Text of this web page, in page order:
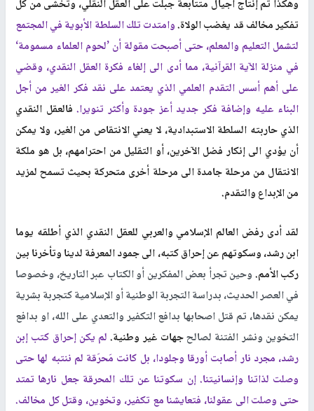
وهكذا تم إنتاج أجيال متتابعة جبلت على العقل النقلي، وتخشى من كل
تفكير مخالف قد يغضب الولاة.وامتدت تلك السلطة الأبوية في المجتمع
لتشمل التعليم والمعلم، حتى أصبحت مقولة أن ’لحوم العلماء مسمومة‘
في منزلة الآية القرآنية، مما أدى الى إلغاء فكرة العقل النقدي، وقضي
على أهم أسس التقدم العلمي الذي يعتمد على نقد فكر الغير من أجل
البناء عليه وإضافة فكر جديد أعز جودة وأكثر تنويرا. فالعقل النقدي
الذي حاربته السلطة الاستبدادية، لا يعني الانتقاص من الغير، ولا يمكن
أن يؤدي الى إنكار فضل الآخرين، أو التقليل من احترامهم، بل هو ملكة
الانتقال من مرحلة جامدة الى مرحلة أخرى متحركة بحيث تسمح لمزيد
من الإبداع والتقدم.
لقد أدى رفض العالم الإسلامي والعربي للعقل النقدي الذي أطلقه يوما
ابن رشد، وسكوتهم عن إحراق كتبه، الى جمود المعرفة لدينا وتأخرنا بين
ركب الأمم.وحين تجرأ بعض المفكرين أو الكتاب عبر التاريخ، وخصوصا
في العصر الحديث، بدراسة التجربة الوطنية أو الإسلامية كتجربة بشرية
يمكن نقدها، تم قتل اصحابها بدافع التكفير والتعدي على الله، او بدافع
التخوين ونشر الفتنة لصالحجهات غير وطنية. لم يكن إحراق كتب إبن
رشد، مجرد نار أصابت أورقا وجلودا، بل كانت مَحرَقة لم ننتبه لها حتى
وصلت لذاتنا وإنسانيتنا. إن سكوتنا عن تلك المحرقة جعل نارها تمتد
حتى وصلت الى عقولنا، فتعايشنا مع تكفير، وتخوين، وقتل كل مخالف.